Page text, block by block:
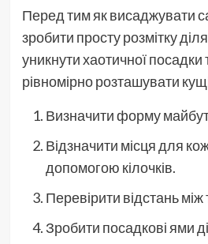
Перед тим як висаджувати
зробити просту розмітку
уникнути хаотичної посадки
рівномірно розташувати
Визначити форму
Відзначити місця для
допомогою кілочків.
Перевірити відстань
Зробити посадкові ями